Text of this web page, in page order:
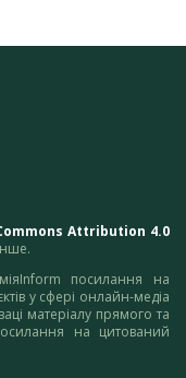
Attribution 4.0
посилання на
у сфері онлайн-медіа
матеріалу прямого та
на цитований